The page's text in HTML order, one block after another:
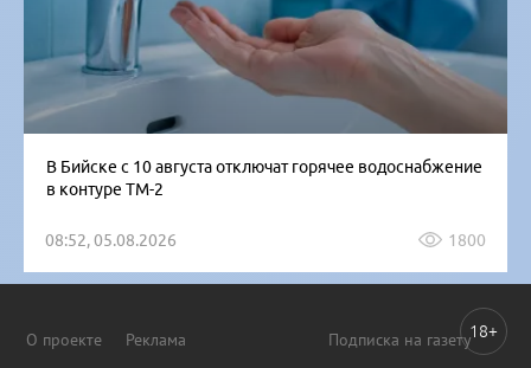
В Бийске с 10 августа отключат горячее водоснабжение
в контуре ТМ-2
08:52, 05.08.2026 1800
О проекте Реклама Подписка на газету18+